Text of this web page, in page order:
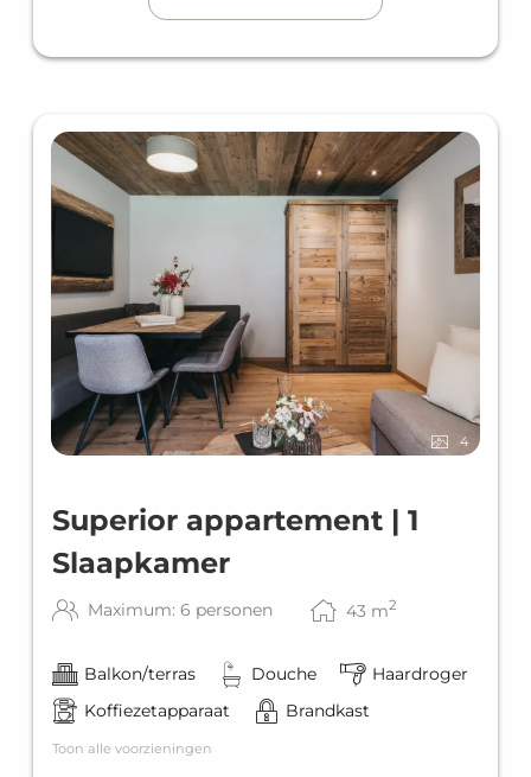
4
Superior appartement | 1
Slaapkamer
Maximum: 6 personen 43 m2
Balkon/terras Douche
Haardroger
Koffiezetapparaat
Brandkast
Toon alle voorzieningen